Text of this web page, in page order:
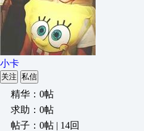
小卡
关注 私信
精华：0帖
求助：0帖
帖子：0帖 | 14回